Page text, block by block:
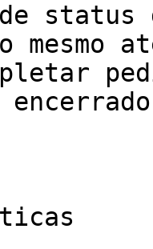
status
mesmo